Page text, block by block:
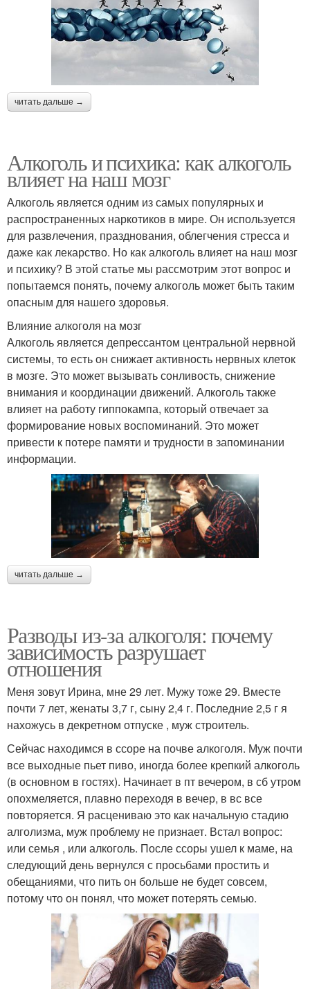
читать дальше →
Алкоголь и психика: как алкоголь
влияет на наш мозг
Алкоголь является одним из самых популярных и
распространенных наркотиков в мире. Он используется
для развлечения, празднования, облегчения стресса и
даже как лекарство. Но как алкоголь влияет на наш мозг
и психику? В этой статье мы рассмотрим этот вопрос и
попытаемся понять, почему алкоголь может быть таким
опасным для нашего здоровья.
Влияние алкоголя на мозг
Алкоголь является депрессантом центральной нервной
системы, то есть он снижает активность нервных клеток
в мозге. Это может вызывать сонливость, снижение
внимания и координации движений. Алкоголь также
влияет на работу гиппокампа, который отвечает за
формирование новых воспоминаний. Это может
привести к потере памяти и трудности в запоминании
информации.
читать дальше →
Разводы из-за алкоголя: почему
зависимость разрушает
отношения
Меня зовут Ирина, мне 29 лет. Мужу тоже 29. Вместе
почти 7 лет, женаты 3,7 г, сыну 2,4 г. Последние 2,5 г я
нахожусь в декретном отпуске , муж строитель.
Сейчас находимся в ссоре на почве алкоголя. Муж почти
все выходные пьет пиво, иногда более крепкий алкоголь
(в основном в гостях). Начинает в пт вечером, в сб утром
опохмеляется, плавно переходя в вечер, в вс все
повторяется. Я расцениваю это как начальную стадию
алголизма, муж проблему не признает. Встал вопрос:
или семья , или алкоголь. После ссоры ушел к маме, на
следующий день вернулся с просьбами простить и
обещаниями, что пить он больше не будет совсем,
потому что он понял, что может потерять семью.